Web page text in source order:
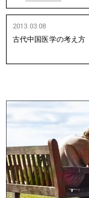
2013.03.08
古代中国医学の考え